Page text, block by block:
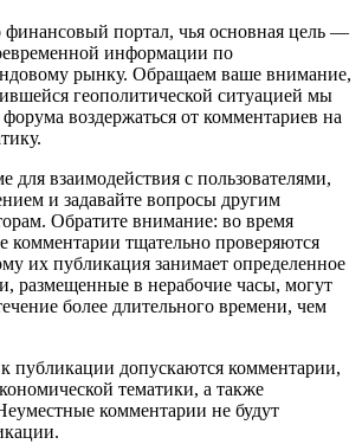
портал, чья основная цель —
информации по
рынку. Обращаем ваше внимание,
геополитической ситуацией мы
воздержаться от комментариев на
для взаимодействия с пользователями,
и задавайте вопросы другим
Обратите внимание: во время
комментарии тщательно проверяются
их публикация занимает определенное
размещенные в нерабочие часы, могут
более длительного времени, чем
публикации допускаются комментарии,
тематики, а также
комментарии не будут